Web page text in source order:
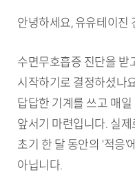
안녕하세요, 유유테이진
수면무호흡증 진단을 받
시작하기로 결정하셨나
답답한 기계를 쓰고 매일
앞서기 마련입니다. 실
초기 한 달 동안의 '적응'
아닙니다.